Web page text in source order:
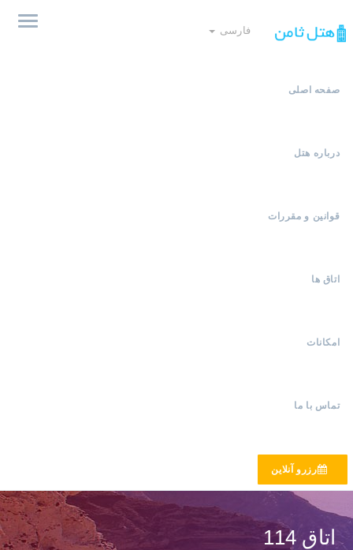
صفحه اصلی
درباره هتل
قوانین و مقررات
اتاق ها
امکانات
تماس با ما
رزرو آنلاین
فارسی
اتاق 114